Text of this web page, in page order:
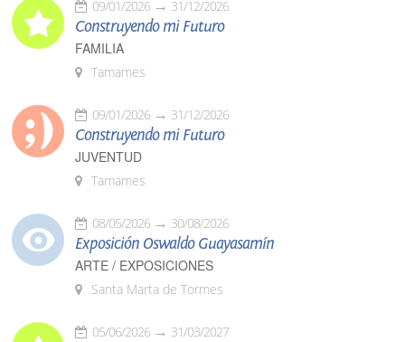
09/01/2026 31/12/2026
Construyendo mi Futuro
FAMILIA
Tamames
09/01/2026 31/12/2026
Construyendo mi Futuro
JUVENTUD
Tamames
08/05/2026 30/08/2026
Exposición Oswaldo Guayasamín
ARTE / EXPOSICIONES
Santa Marta de Tormes
05/06/2026 31/03/2027